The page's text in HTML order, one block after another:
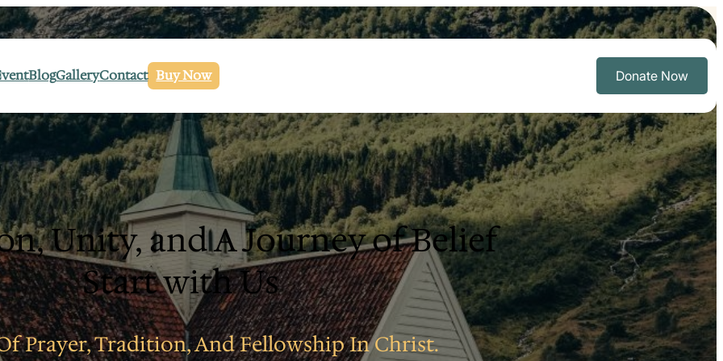
BlogGalleryContact Buy Now Donate Now
Hope, Community, and
Strength Begin Here
Prayer, Tradition, And Fellowship In Christ.